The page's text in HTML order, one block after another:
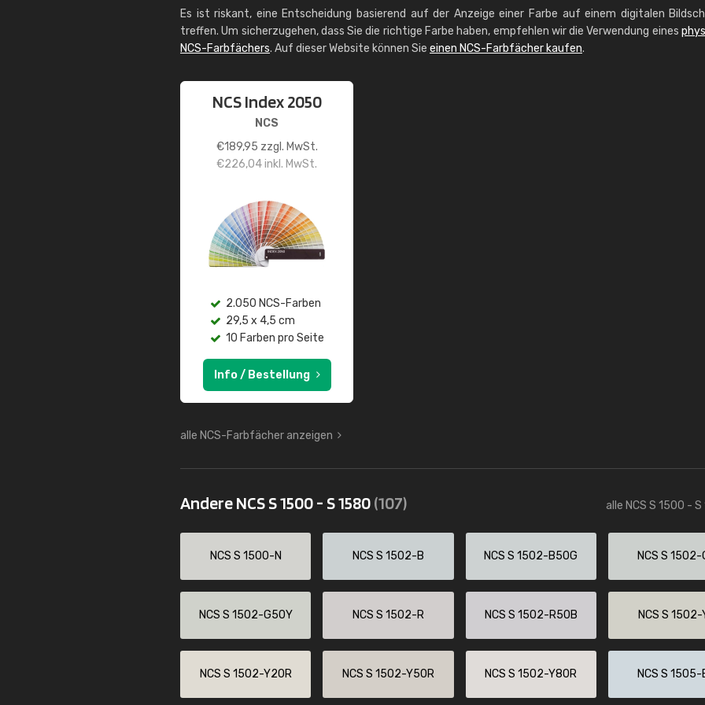
Es ist riskant, eine Entscheidung basierend auf der Anzeige einer Farbe auf einem digitalen
treffen. Um sicherzugehen, dass Sie die richtige Farbe haben, empfehlen wir die Verwendung eines
NCS-Farbfächers. Auf dieser Website können Sie einen NCS-Farbfächer kaufen.
NCS Index 2050
NCS
€189,95 zzgl. MwSt.
€226,04inkl. MwSt.
2.050 NCS-Farben
29,5 x 4,5 cm
10 Farben pro Seite
Info / Bestellung
alle NCS-Farbfächer anzeigen
Andere NCS S 1500 - S 1580(107) alle NCS S 1500 -
NCS S 1500-N NCS S 1502-B NCS S 1502-B50G NCS S 1502-
NCS S 1502-G50Y NCS S 1502-R NCS S 1502-R50B NCS S 1502-
NCS S 1502-Y20R NCS S 1502-Y50R NCS S 1502-Y80R NCS S 1505-